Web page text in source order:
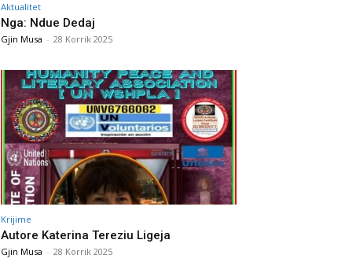
Aktualitet
Nga: Ndue Dedaj
Gjin Musa - 28 Korrik 2025
Krijime
Autore Katerina Tereziu Ligeja
Gjin Musa - 28 Korrik 2025